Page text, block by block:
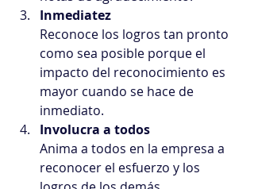
Inmediatez
Reconoce los logros tan pronto
como sea posible porque el
impacto del reconocimiento es
mayor cuando se hace de
inmediato.
Involucra a todos
Anima a todos en la empresa a
reconocer el esfuerzo y los